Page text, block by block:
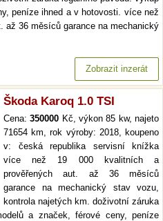
peníze ihned a v hotovosti. více než
až 36 měsíců garance na mechanický
Zobrazit inzerát
Škoda Karoq 1.0 TSI
Cena:350000 Kč, výkon 85 kw, najeto
71654 km, rok výroby: 2018, koupeno
v: česká republika servisní knížka
více než 19 000 kvalitních a
prověřených aut. až 36 měsíců
garance na mechanický stav vozu,
kontrola najetých km. doživotní záruka
a značek, férové ceny, peníze